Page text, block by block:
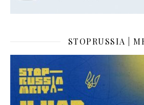
STOPRUSSIA |